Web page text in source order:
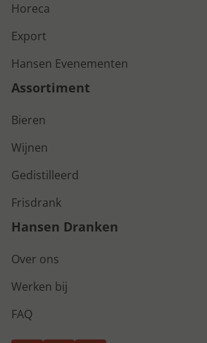
Horeca
Export
Hansen Evenementen
Assortiment
Bieren
Wijnen
Gedistilleerd
Frisdrank
Hansen Dranken
Over ons
Werken bij
FAQ